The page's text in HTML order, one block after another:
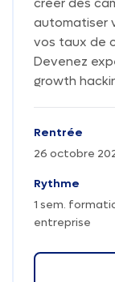
créer des
automatiser
vos taux de
Devenez
growth
Rentrée
26 octobre
Rythme
1 sem.
entreprise